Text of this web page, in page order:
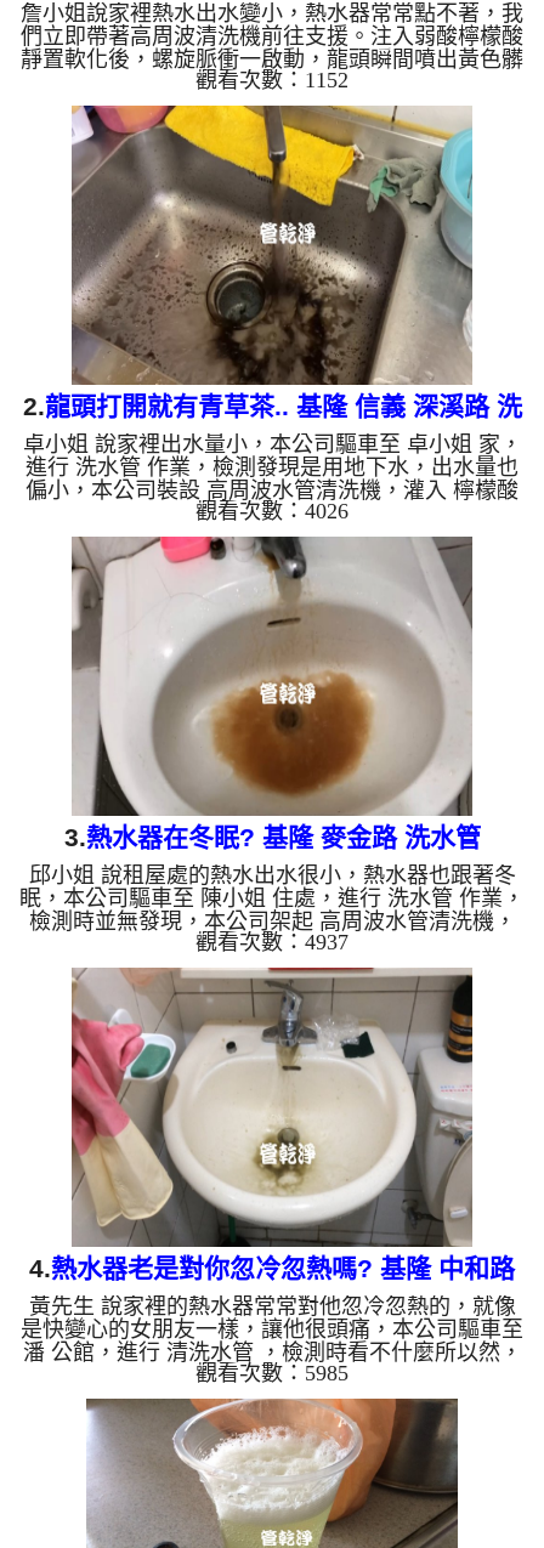
水管
詹小姐說家裡熱水出水變小，熱水器常常點不著，我
們立即帶著高周波清洗機前往支援。注入弱酸檸檬酸
靜置軟化後，螺旋脈衝一啟動，龍頭瞬間噴出黃色髒
水！顏色變成咖啡色，越來越深，看起來像是冬瓜
茶，兩個多小時後，出水變乾淨熱水出水量也恢復
了。 為什麼水管需要定期「大掃除」？ 單靠水壓帶
不走管壁陳年汙垢。不同的水質顏色，反映了不同的
居家隱患： 棕色（鐵鏽）： 管線老化徵兆。 黑色
（氧化錳）： 常見於地下水源。 綠色（銅綠）： 銅
合金接頭氧化。 ...
觀看次數：1152
2.龍頭打開就有青草茶.. 基隆 信義 深溪路 洗
水管
卓小姐 說家裡出水量小，本公司驅車至 卓小姐 家，
進行 洗水管 作業，檢測發現是用地下水，出水量也
偏小，本公司裝設 高周波水管清洗機，灌入 檸檬酸
至水管，等了約15分，開啟 水管清洗機 ，啟動 螺旋
波 模式，一洗就流出黑色髒水，看起來跟青草茶一
樣，四個多小時後，出水量恢復了。 如是自來水，
如水管老化，會產生鐵鏽跟泥沙堆積，洗出來的水就
會是咖啡色，地下水含有氧化錳，管壁上會結成黑色
管垢，洗出來的水會跟石油一樣黑，有些洗出綠色的
水，是因為裡面有銅的物質，生鏽產生銅綠，如是藍
色的水，是因為水龍...
觀看次數：4026
3.熱水器在冬眠? 基隆 麥金路 洗水管
邱小姐 說租屋處的熱水出水很小，熱水器也跟著冬
眠，本公司驅車至 陳小姐 住處，進行 洗水管 作業，
檢測時並無發現，本公司架起 高周波水管清洗機，
灌入 檸檬酸 至管路裡面，等了約15分，開啟 水管清
洗機 ，啟動 螺旋波 模式，一洗水管就是棕色髒水，
越洗就越髒，髒水狂噴，如下圖片影片，兩個小時
後，熱水出水恢復正常了!! 如是自來水，如水管老
化，會產生鐵鏽跟泥沙堆積，洗出來的水就會是咖啡
色，地下水含有氧化錳，管壁上會結成黑色管垢，洗
出來的水會跟石油一樣黑，有些洗出綠色的水，是因
為裡面有銅的物質，...
觀看次數：4937
4.熱水器老是對你忽冷忽熱嗎? 基隆 中和路
洗水管
黃先生 說家裡的熱水器常常對他忽冷忽熱的，就像
是快變心的女朋友一樣，讓他很頭痛，本公司驅車至
潘 公館，進行 清洗水管 ，檢測時看不什麼所以然，
本公司架起 高周波水管清洗機，灌入 檸檬酸水 至管
路裡面，等了約15分，開啟 水管清洗機 ，啟動 螺旋
波 模式，一下就洗出黃色髒水，源源不絕，最後跑
出墨綠色的髒水，黃先生看到都愣了一下，如下影片
圖片，一個多小時後， 熱水器不會對黃先生發脾氣
了!! 如是自來水，如水管老化，會產生鐵鏽跟泥沙堆
積，洗出來的水就會是咖啡色，地下水含有氧化錳，
管壁上會結成黑...
觀看次數：5985